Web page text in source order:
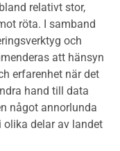
relativt stor,
röta. I samband
och
att hänsyn
erfarenhet när det
hand till data
något annorlunda
delar av landet